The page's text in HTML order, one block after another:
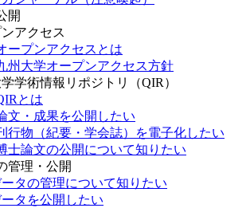
開
アクセス
ープンアクセスとは
州大学オープンアクセス方針
学術情報リポジトリ（QIR）
とは
文・成果を公開したい
行物（紀要・学会誌）を電子化したい
士論文の公開について知りたい
管理・公開
タの管理について知りたい
タを公開したい